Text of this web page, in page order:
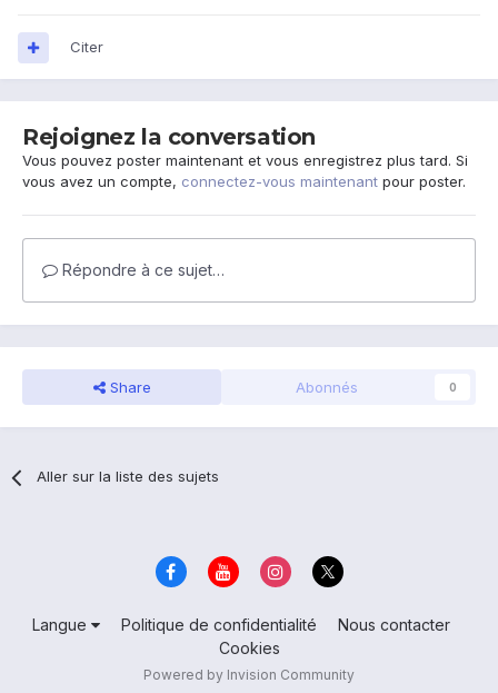
Citer
Rejoignez la conversation
Vous pouvez poster maintenant et vous enregistrez plus tard. Si
vous avez un compte, connectez-vous maintenant pour poster.
Répondre à ce sujet…
Share Abonnés 0
Aller sur la liste des sujets
Langue Politique de confidentialité
Nous contacter
Cookies
Powered by Invision Community